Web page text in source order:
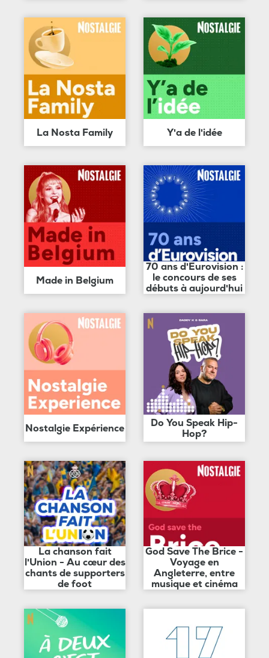
La Nosta Family Y'a de l'idée
Made in Belgium
70 ans d'Eurovision :
le concours de ses
débuts à aujourd'hui
Nostalgie Expérience
Do You Speak Hip-
Hop?
La chanson fait
l'Union - Au cœur des
chants de supporters
de foot
God Save The Brice -
Voyage en
Angleterre, entre
musique et cinéma